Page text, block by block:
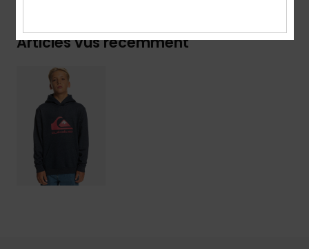
Articles vus récemment